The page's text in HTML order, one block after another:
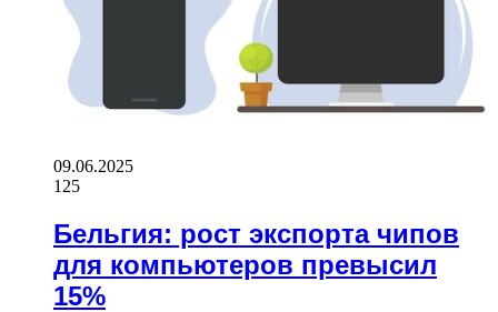
09.06.2025
125
Бельгия: рост экспорта чипов
для компьютеров превысил
15%